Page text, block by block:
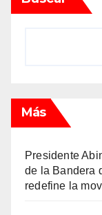
Más
Presidente
de la Bandera
redefine la